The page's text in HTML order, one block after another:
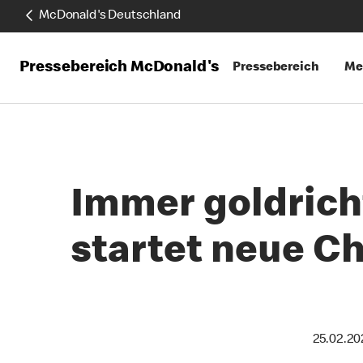
McDonald's Deutschland
Pressebereich McDonald's Pressebereich
Immer
startet neue